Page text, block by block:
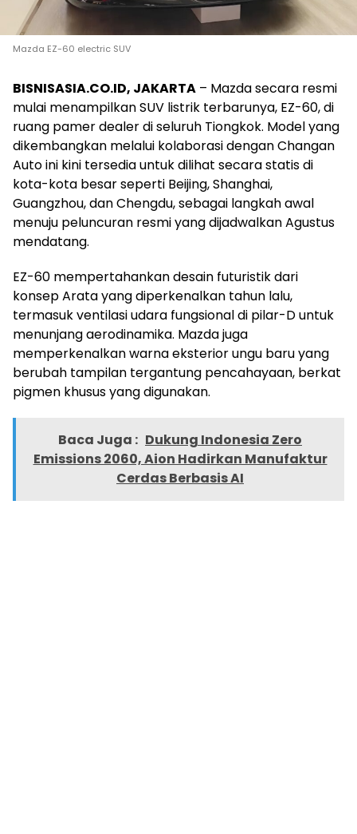
Mazda EZ-60 electric SUV
BISNISASIA.CO.ID, JAKARTA – Mazda secara resmi
mulai menampilkan SUV listrik terbarunya, EZ-60, di
ruang pamer dealer di seluruh Tiongkok. Model yang
dikembangkan melalui kolaborasi dengan Changan
Auto ini kini tersedia untuk dilihat secara statis di
kota-kota besar seperti Beijing, Shanghai,
Guangzhou, dan Chengdu, sebagai langkah awal
menuju peluncuran resmi yang dijadwalkan Agustus
mendatang.
EZ-60 mempertahankan desain futuristik dari
konsep Arata yang diperkenalkan tahun lalu,
termasuk ventilasi udara fungsional di pilar-D untuk
menunjang aerodinamika. Mazda juga
memperkenalkan warna eksterior ungu baru yang
berubah tampilan tergantung pencahayaan, berkat
pigmen khusus yang digunakan.
Baca Juga : Dukung Indonesia Zero
Emissions 2060, Aion Hadirkan Manufaktur
Cerdas Berbasis AI